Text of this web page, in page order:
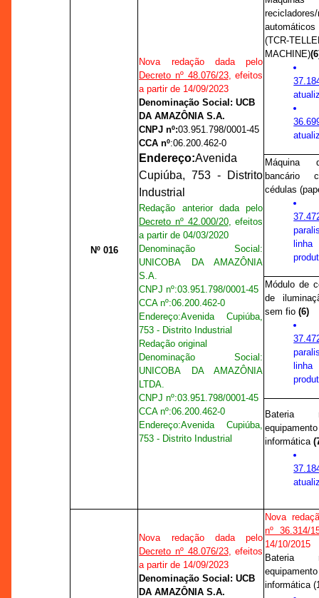
Nº 016
Nova redação dada pelo
Decreto nº 48.076/23, efeitos
a partir de 14/09/2023
Denominação Social: UCB
DA AMAZÔNIA S.A.
CNPJ nº:03.951.798/0001-45
CCA nº:06.200.462-0
Endereço:Avenida
Cupiúba, 753 - Distrito
Industrial
Redação anterior dada pelo
Decreto nº 42.000/20, efeitos
a partir de 04/03/2020
Denominação Social:
UNICOBA DA AMAZÔNIA
S.A.
CNPJ nº:03.951.798/0001-45
CCA nº:06.200.462-0
Endereço:Avenida Cupiúba,
753 - Distrito Industrial
Redação original
Denominação Social:
UNICOBA DA AMAZÔNIA
LTDA.
CNPJ nº:03.951.798/0001-45
CCA nº:06.200.462-0
Endereço:Avenida Cupiúba,
753 - Distrito Industrial
(TCR-
MACHINE)
Máquina
bancário
cédulas
Módulo de
de
sem fio(6)
Bateria
informática
Nova redação dada pelo
Decreto nº 48.076/23, efeitos
a partir de 14/09/2023
Denominação Social: UCB
DA AMAZÔNIA S.A.
Nova
nº 36.314/
14/10/2015
Bateria
informática